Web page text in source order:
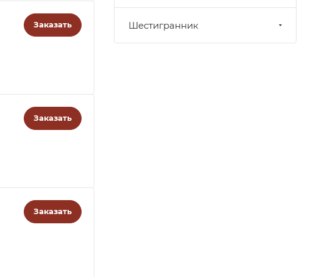
Заказать
Заказать
Заказать
Шестигранник